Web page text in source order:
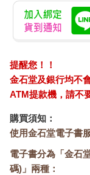
提醒您！！
金石堂及銀行均不
ATM提款機，請不
購買須知：
使用金石堂電子書
電子書分為「金石
碼)」兩種：